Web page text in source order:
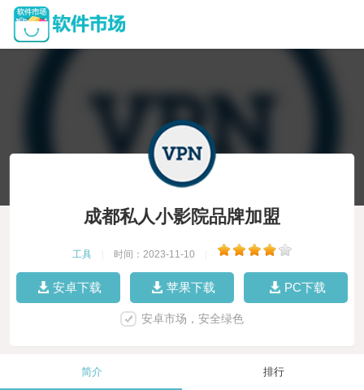
成都私人小影院品牌加盟
工具 时间：2023-11-10
安卓下载 苹果下载 PC下载
安卓市场，安全绿色
简介 排行